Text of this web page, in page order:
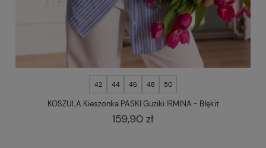
42 44 46 48 50
KOSZULA Kieszonka PASKI Guziki IRMINA - Błękit
159,90 zł